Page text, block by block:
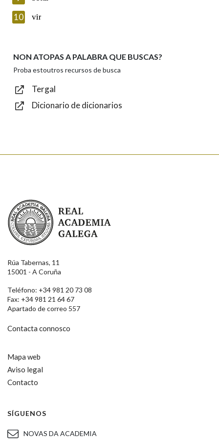
Introduce o código que aparece na imaxe:
Texto de verificación
10 vir
NON ATOPAS A PALABRA QUE BUSCAS?
Proba estoutros recursos de busca
Tergal
Dicionario de dicionarios
Real Academia Galega
Rúa Tabernas, 11
15001 - A Coruña
Teléfono: +34 981 20 73 08
Fax: +34 981 21 64 67
Apartado de correo 557
Contacta connosco
Mapa web
Aviso legal
Contacto
SÍGUENOS
NOVAS DA ACADEMIA